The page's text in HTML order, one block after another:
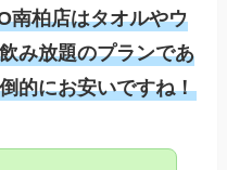
南柏店はタオルやウ
み放題のプランであ
的にお安いですね！